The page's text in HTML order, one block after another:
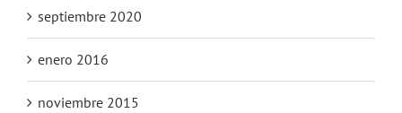
septiembre 2020
enero 2016
noviembre 2015